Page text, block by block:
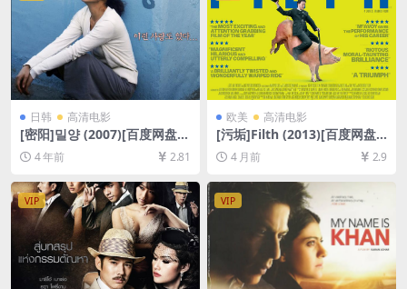
日韩 高清电影
[密阳]밀양 (2007)[百度网盘
+迅雷云盘资源1080P超清未
删减][MP4/9GB][韩语中字]
4 年前 2.81
欧美 高清电影
[污垢]Filth (2013)[百度网盘
+夸克网盘1080P超清未删减
资源][网盘在线播放/下载][MP
4 月前 2.9
VIP VIP